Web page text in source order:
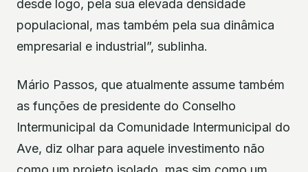
desde logo, pela sua elevada densidade
populacional, mas também pela sua dinâmica
empresarial e industrial”, sublinha.
Mário Passos, que atualmente assume também
as funções de presidente do Conselho
Intermunicipal da Comunidade Intermunicipal do
Ave, diz olhar para aquele investimento não